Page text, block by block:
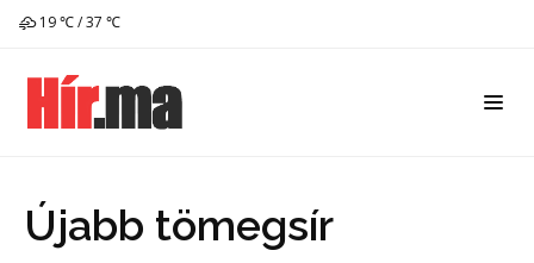
19 ℃ / 37 ℃
Újabb tömegsír